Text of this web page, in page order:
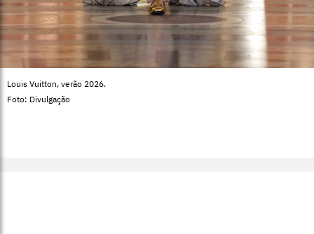
Louis Vuitton, verão 2026.
Foto: Divulgação